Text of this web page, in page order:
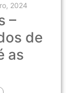
2024
–
de
as